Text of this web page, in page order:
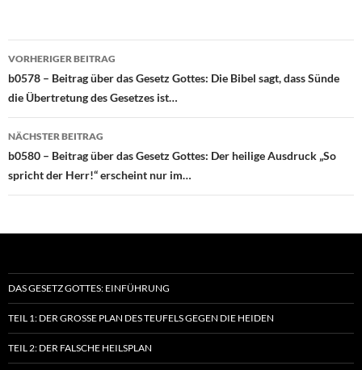
Beitragsnavigation
VORHERIGER BEITRAG
b0578 – Beitrag über das Gesetz Gottes: Die Bibel sagt, dass Sünde
die Übertretung des Gesetzes ist…
NÄCHSTER BEITRAG
b0580 – Beitrag über das Gesetz Gottes: Der heilige Ausdruck „So
spricht der Herr!“ erscheint nur im…
DAS GESETZ GOTTES: EINFÜHRUNG
TEIL 1: DER GROSSE PLAN DES TEUFELS GEGEN DIE HEIDEN
TEIL 2: DER FALSCHE HEILSPLAN